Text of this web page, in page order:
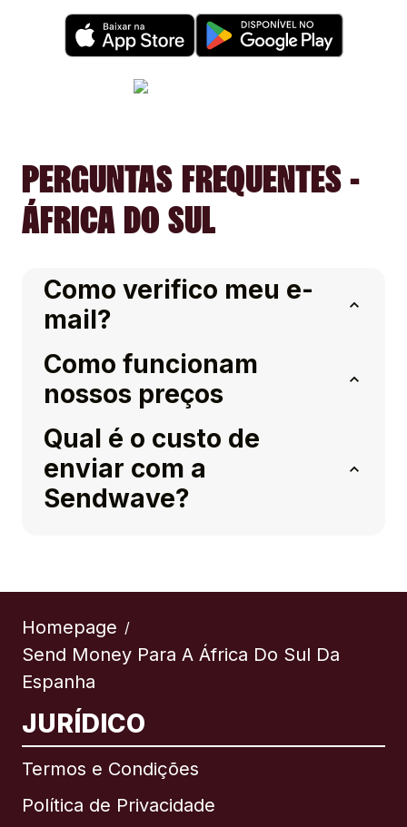
PERGUNTAS FREQUENTES -
ÁFRICA DO SUL
Como verifico meu e-
mail?
Como funcionam
nossos preços
Qual é o custo de
enviar com a
Sendwave?
Homepage /
Send Money Para A África Do Sul Da
Espanha
JURÍDICO
Termos e Condições
Política de Privacidade